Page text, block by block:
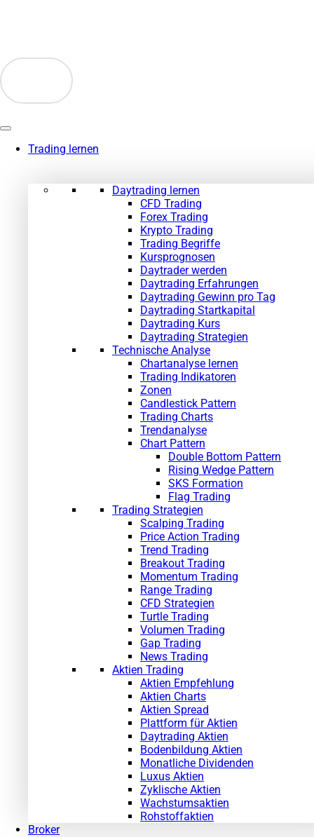
Trading lernen
Daytrading lernen
CFD Trading
Forex Trading
Krypto Trading
Trading Begriffe
Kursprognosen
Daytrader werden
Daytrading Erfahrungen
Daytrading Gewinn pro Tag
Daytrading Startkapital
Daytrading Kurs
Daytrading Strategien
Technische Analyse
Chartanalyse lernen
Trading Indikatoren
Zonen
Candlestick Pattern
Trading Charts
Trendanalyse
Chart Pattern
Double Bottom Pattern
Rising Wedge Pattern
SKS Formation
Flag Trading
Trading Strategien
Scalping Trading
Price Action Trading
Trend Trading
Breakout Trading
Momentum Trading
Range Trading
CFD Strategien
Turtle Trading
Volumen Trading
Gap Trading
News Trading
Aktien Trading
Aktien Empfehlung
Aktien Charts
Aktien Spread
Plattform für Aktien
Daytrading Aktien
Bodenbildung Aktien
Monatliche Dividenden
Luxus Aktien
Zyklische Aktien
Wachstumsaktien
Rohstoffaktien
Broker